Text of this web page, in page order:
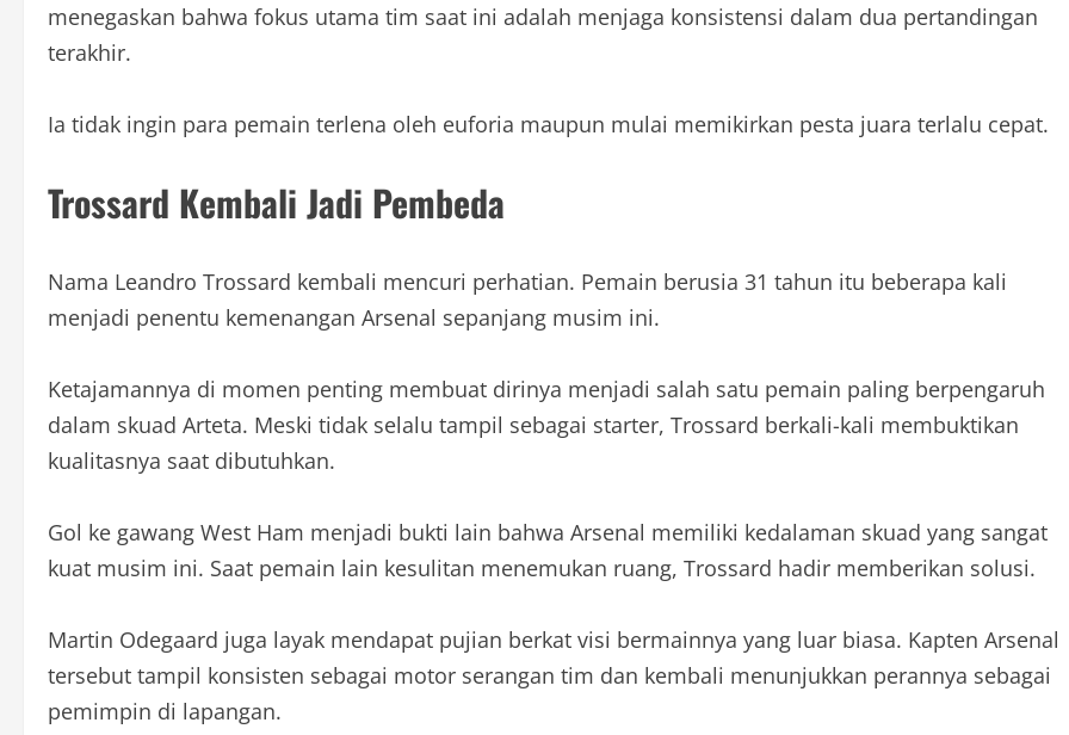
menegaskan bahwa fokus utama tim saat ini adalah menjaga konsistensi dalam dua pertandingan
terakhir.
Ia tidak ingin para pemain terlena oleh euforia maupun mulai memikirkan pesta juara terlalu cepat.
Trossard Kembali Jadi Pembeda
Nama Leandro Trossard kembali mencuri perhatian. Pemain berusia 31 tahun itu beberapa kali
menjadi penentu kemenangan Arsenal sepanjang musim ini.
Ketajamannya di momen penting membuat dirinya menjadi salah satu pemain paling berpengaruh
dalam skuad Arteta. Meski tidak selalu tampil sebagai starter, Trossard berkali-kali membuktikan
kualitasnya saat dibutuhkan.
Gol ke gawang West Ham menjadi bukti lain bahwa Arsenal memiliki kedalaman skuad yang sangat
kuat musim ini. Saat pemain lain kesulitan menemukan ruang, Trossard hadir memberikan solusi.
Martin Odegaard juga layak mendapat pujian berkat visi bermainnya yang luar biasa. Kapten Arsenal
tersebut tampil konsisten sebagai motor serangan tim dan kembali menunjukkan perannya sebagai
pemimpin di lapangan.